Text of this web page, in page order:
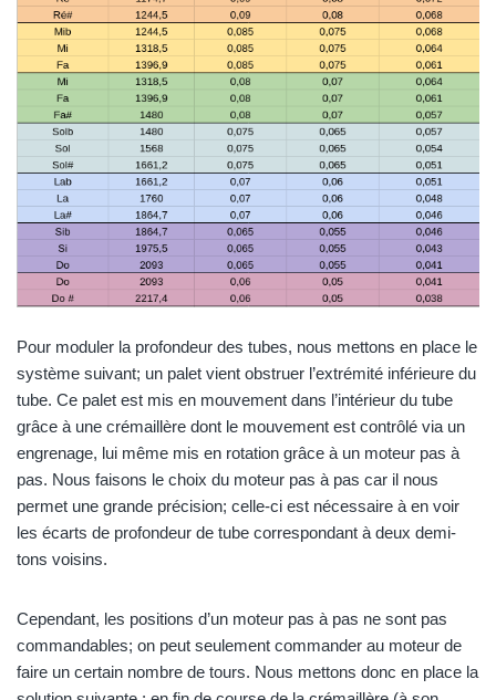
Pour moduler la profondeur des tubes, nous mettons en place le
système suivant; un palet vient obstruer l’extrémité inférieure du
tube. Ce palet est mis en mouvement dans l’intérieur du tube
grâce à une crémaillère dont le mouvement est contrôlé via un
engrenage, lui même mis en rotation grâce à un moteur pas à
pas. Nous faisons le choix du moteur pas à pas car il nous
permet une grande précision; celle-ci est nécessaire à en voir
les écarts de profondeur de tube correspondant à deux demi-
tons voisins.
Cependant, les positions d’un moteur pas à pas ne sont pas
commandables; on peut seulement commander au moteur de
faire un certain nombre de tours. Nous mettons donc en place la